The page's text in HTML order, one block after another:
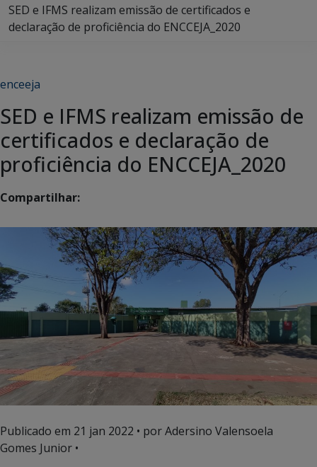
SED e IFMS realizam emissão de certificados e
declaração de proficiência do ENCCEJA_2020
enceeja
SED e IFMS realizam emissão de
certificados e declaração de
proficiência do ENCCEJA_2020
Compartilhar:
Publicado em 21 jan 2022 • por Adersino Valensoela
Gomes Junior •